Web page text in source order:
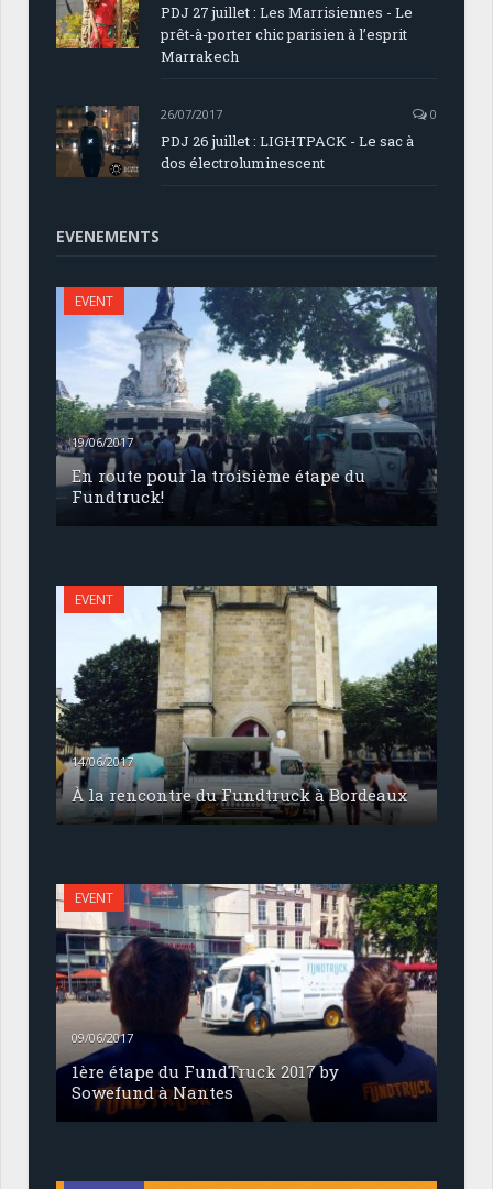
PDJ 27 juillet : Les Marrisiennes - Le
prêt-à-porter chic parisien à l’esprit
Marrakech
26/07/2017 0
PDJ 26 juillet : LIGHTPACK - Le sac à
dos électroluminescent
EVENEMENTS
EVENT
19/06/2017
En route pour la troisième étape du
Fundtruck!
EVENT
14/06/2017
À la rencontre du Fundtruck à Bordeaux
EVENT
09/06/2017
1ère étape du FundTruck 2017 by
Sowefund à Nantes